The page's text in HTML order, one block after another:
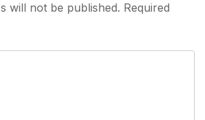
will not be published. Required